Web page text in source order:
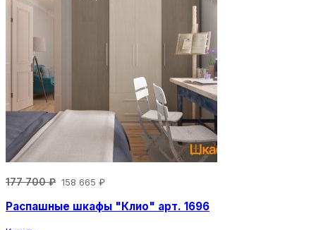
177 700 ₽ 158 665 ₽
Распашные шкафы "Клио" арт. 1696